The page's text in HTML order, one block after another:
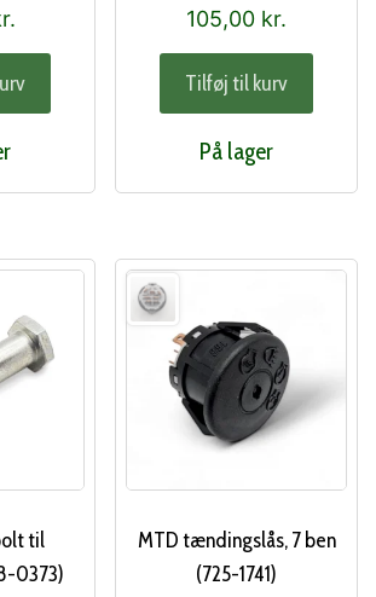
105,00 kr.
Tilføj til kurv
På lager
til
0373)
MTD tændingslås, 7 ben
(725-1741)